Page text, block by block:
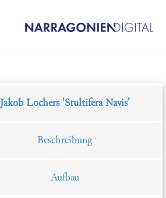
Jakob Lochers 'Stultifera Navis'
Beschreibung
Aufbau